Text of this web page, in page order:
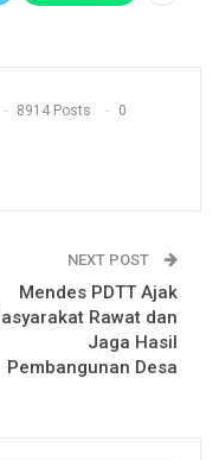
8914 Posts 0
NEXT POST
Mendes PDTT Ajak
Rawat dan
Jaga Hasil
Pembangunan Desa